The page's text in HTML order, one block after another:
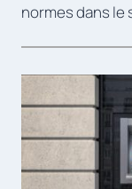
normes dans le